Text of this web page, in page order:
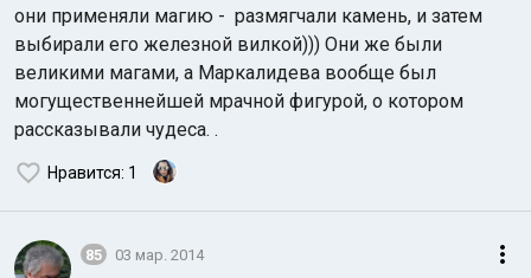
они применяли магию - размягчали камень, и затем
выбирали его железной вилкой))) Они же были
великими магами, а Маркалидева вообще был
могущественнейшей мрачной фигурой, о котором
рассказывали чудеса. .
Нравится: 1
85 03 мар. 2014